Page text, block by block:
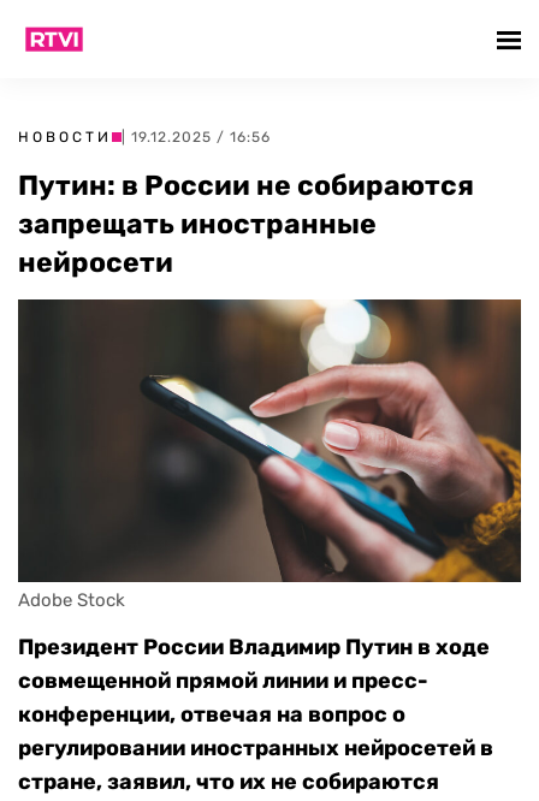
НОВОСТИ | 19.12.2025 / 16:56
Путин: в России не собираются
запрещать иностранные
нейросети
Adobe Stock
Президент России Владимир Путин в ходе
совмещенной прямой линии и пресс-
конференции, отвечая на вопрос о
регулировании иностранных нейросетей в
стране, заявил, что их не собираются